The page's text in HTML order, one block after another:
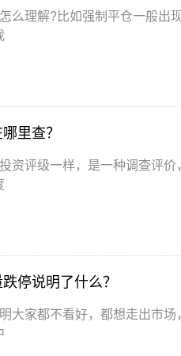
么理解?比如强制平仓一般出
里查？
资评级一样，是一种调查评
停说明了什么？
大家都不看好，都想走出市